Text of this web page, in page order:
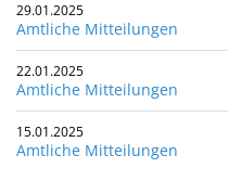
29.01.2025
Amtliche Mitteilungen
22.01.2025
Amtliche Mitteilungen
15.01.2025
Amtliche Mitteilungen